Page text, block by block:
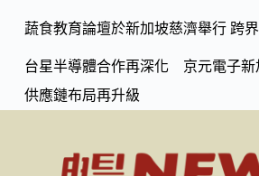
蔬食教育論壇於新加坡慈濟舉行 跨
台星半導體合作再深化 京元電子
供應鏈布局再升級